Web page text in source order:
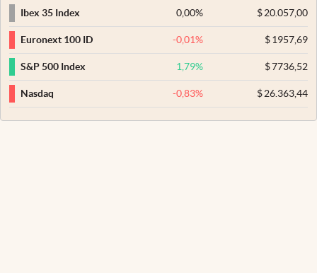
Ibex 35 Index
0,00% $20.057,00
Euronext 100 ID -0,01% $1957,69
S&P 500 Index 1,79% $7736,52
Nasdaq -0,83% $26.363,44